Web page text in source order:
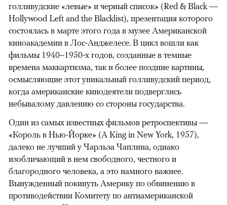
голливудские «левые» и черный список» (Red & Black —
Hollywood Left and the Blacklist), презентация которого
состоялась в марте этого года в музее Американской
киноакадемии в Лос-Анджелесе. В цикл вошли как
фильмы 1940–1950-х годов, созданные в темные
времена маккартизма, так и более поздние картины,
осмысляющие этот уникальный голливудский период,
когда американские кинодеятели подверглись
небывалому давлению со стороны государства.
Один из самых известных фильмов ретроспективы —
«Король в Нью-Йорке» (A King in New York, 1957),
далеко не лучший у Чарльза Чаплина, однако
изобличающий в нем свободного, честного и
благородного человека, а это намного важнее.
Вынужденный покинуть Америку по обвинению в
противодействии Комитету по антиамериканской